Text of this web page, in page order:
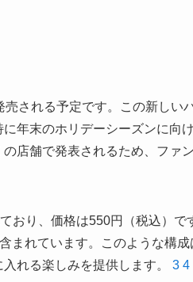
売される予定です。この新しい
年末のホリデーシーズンに向
店舗で発表されるため、ファ
おり、価格は550円（税込）で
まれています。このような構
れる楽しみを提供します。 3 4